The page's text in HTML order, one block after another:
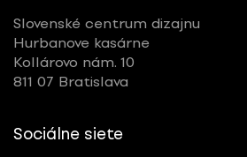
Slovenské centrum dizajnu
Hurbanove kasárne
Kollárovo nám. 10
811 07 Bratislava
Sociálne siete